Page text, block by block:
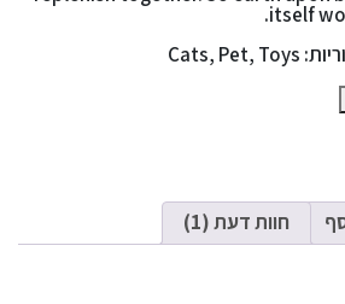
itself
Cats,Pet,Toys
חוות דעת (1)